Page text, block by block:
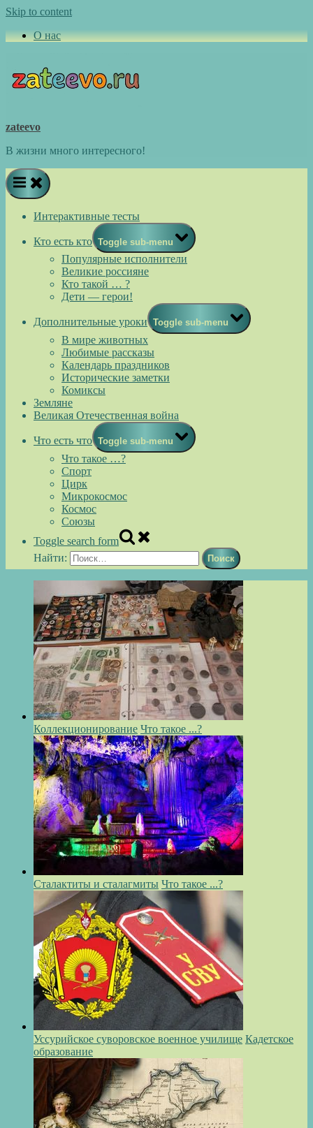
Skip to content
О нас
zateevo
В жизни много интересного!
Интерактивные тесты
Кто есть кто Toggle sub-menu
Популярные исполнители
Великие россияне
Кто такой … ?
Дети — герои!
Дополнительные уроки Toggle sub-menu
В мире животных
Любимые рассказы
Календарь праздников
Исторические заметки
Комиксы
Земляне
Великая Отечественная война
Что есть что Toggle sub-menu
Что такое …?
Спорт
Цирк
Микрокосмос
Космос
Союзы
Toggle search form
Найти:
Коллекционирование Что такое ...?
Сталактиты и сталагмиты Что такое ...?
Уссурийское суворовское военное училище Кадетское
образование